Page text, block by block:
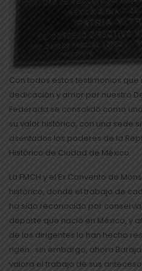
Con todos estos testimonios
dedicación y amor por nuestro
Federada se consolidó como
su valor histórico, con una sede
asentados los poderes de la
Histórico de Ciudad de México.
La FMCH y el Ex Convento de
histórico, donde el trabajo de
ha sido reconocido por
deporte que nació en México, y
de los dirigentes lo han hecho
rigen, sin embargo, ahora
valora el trabajo de sus